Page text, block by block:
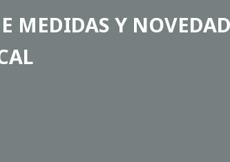
MEDIDAS Y